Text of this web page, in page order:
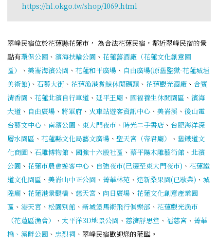
https://hl.okgo.tw/shop/1069.html
翠峰民宿位於花蓮縣花蓮市， 為合法花蓮民宿，鄰近翠峰民宿的景
點有環保公園 、 濱海扶輪公園 、 花蓮舊酒廠（花蓮文化創意園
區）
、 美崙海濱公園 、 花蓮和平廣場 、 自由廣場(原舊監獄-花蓮城垣
美術館) 、 石藝大街 、 花蓮漁港賞鯨休閒碼頭 、 花蓮觀光酒廠 、 合賓
清香園 、 花蓮北濱自行車道 、 延平王廟 、 國褔養生休閒園區 、 濱海
大道 、 自由廣場 、 將軍府 、 火車站遊客資訊中心 、 美崙溪 、 後山電
台藝文中心 、 南濱公園 、 東大門夜市 、 時光二手書店 、 台肥海洋深
層水園區 、 花蓮縣文化局藝文廣場 、 聖天宮（帝君廟） 、 舊鐵道文
化商圈 、 石雕博物館 、 國強十六股社區 、 蔡平陽木雕藝術館 、 北濱
公園 、 花蓮市農會遊客中心 、 自強夜市(已遷至東大門夜市) 、 花蓮鐵
道文化園區 、 美崙山中正公園 、 菁華林苑 、 達新桑果園(已歇業) 、 城
隍廟 、 花蓮港景觀橋 、 慈天宮 、 向日廣場 、 花蓮文化創意產業園
區 、 港天宮 、 松園別館 、 新城堡馬術飛行俱樂部 、 花蓮觀光漁市
（花蓮區漁會）
、 太平洋3D地景公園 、 慈濟靜思堂 、 福慈宮 、 菁華
橋、溪畔公園 、 忠烈祠 、翠峰民宿歡迎您的蒞臨。